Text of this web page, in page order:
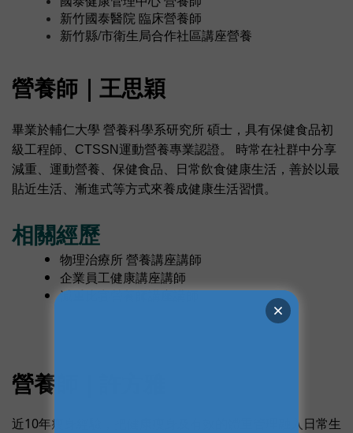
新竹國泰醫院 臨床營養師
新竹縣/市衛生局合作社區講座營養
營養師｜王思穎
畢業於輔仁大學 營養科學系研究所 碩士，具有保健食品初
級工程師、CTSSN運動營養專業認證。 時常在社群中分享
減重、運動營養、保健食品、日常飲食健康生活，善於以最
貼近生活、漸進式等方式來養成健康生活習慣。
相關經歷
物理治療所 營養講座講師
企業員工健康講座講師
減重比賽營養師講座講師
營養師｜許方雅
近10年瘦身經驗，把健康瘦身及有效的體重管理融入日常生